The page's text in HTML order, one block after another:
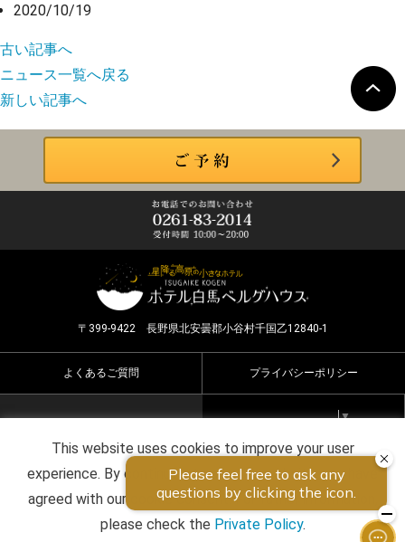
2020/10/19
古い記事へ
ニュース一覧へ戻る
新しい記事へ
〒399-9422 長野県北安曇郡小谷村千国乙12840-1
よくあるご質問 プライバシーポリシー
Select Language ▼
Copyright ©2026 HOTEL HAKUBA BERGHAUS all rights
reserved.
This website uses cookies to improve your user
experience. By continuing to use this website, you have
agreed with our cookie consent. For futher information,
please check the Private Policy.